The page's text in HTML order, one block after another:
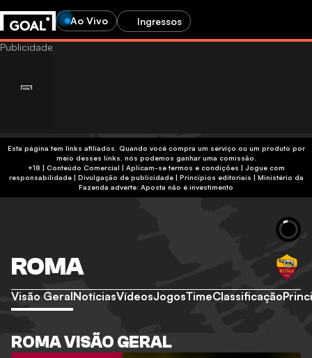
Ao Vivo Ingressos
Esta página tem links afiliados. Quando você compra um serviço ou um produto por
meio desses links, nós podemos ganhar uma comissão.
+18 | Conteúdo Comercial | Aplicam-se termos e condições | Jogue com
responsabilidade| Divulgação de publicidade| Princípios editoriais | Ministério da
Fazenda adverte: Aposta não é investimento
ROMA
Visão GeralNotíciasVídeosJogosTimeClassificação
ROMA VISÃO GERAL